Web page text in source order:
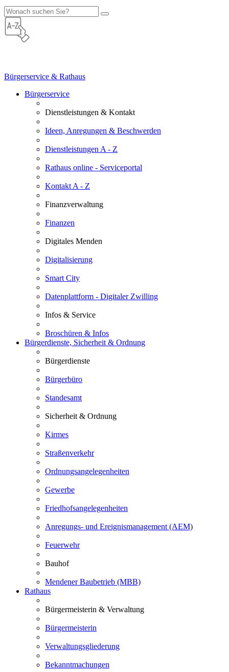
Bürgerservice & Rathaus
Bürgerservice
Dienstleistungen & Kontakt
Ideen, Anregungen & Beschwerden
Dienstleistungen A - Z
Rathaus online - Serviceportal
Kontakt A - Z
Finanzverwaltung
Finanzen
Digitales Menden
Digitalisierung
Smart City
Datenplattform - Digitaler Zwilling
Infos & Service
Broschüren & Infos
Bürgerdienste, Sicherheit & Ordnung
Bürgerdienste
Bürgerbüro
Standesamt
Sicherheit & Ordnung
Kirmes
Straßenverkehr
Ordnungsangelegenheiten
Gewerbe
Friedhofsangelegenheiten
Anregungs- und Ereignismanagement (AEM)
Feuerwehr
Bauhof
Mendener Baubetrieb (MBB)
Rathaus
Bürgermeisterin & Verwaltung
Bürgermeisterin
Verwaltungsgliederung
Bekanntmachungen